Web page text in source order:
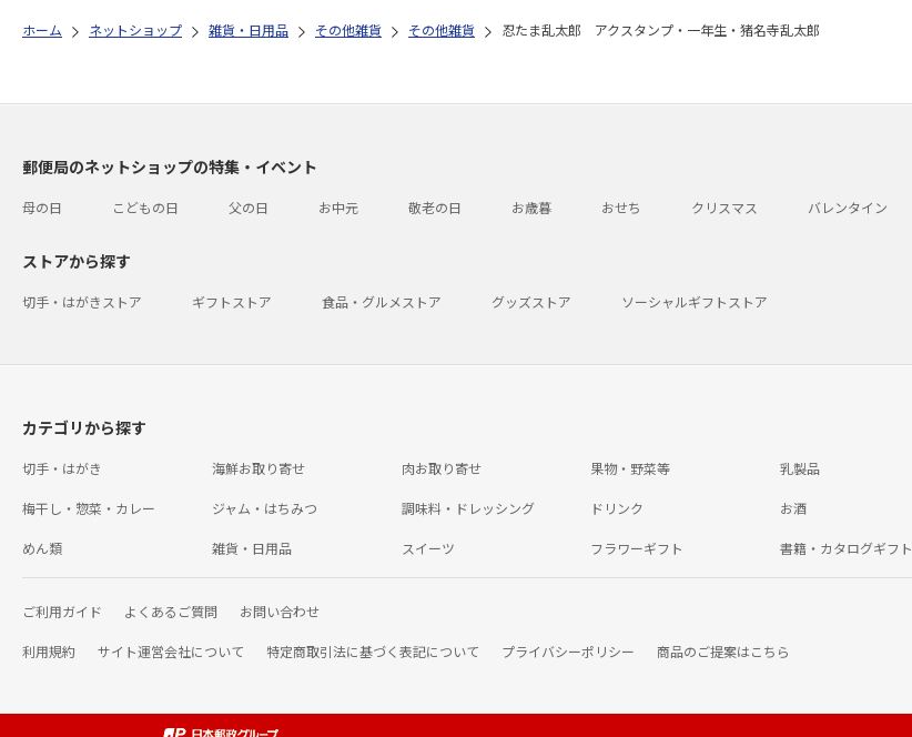
ホーム ネットショップ 雑貨・日用品 その他雑貨 その他雑貨 忍たま乱太郎 アクスタンプ・一年生・猪名寺乱太郎
郵便局のネットショップの特集・イベント
母の日 こどもの日 父の日 お中元 敬老の日 お歳暮 おせち クリスマス バレンタイン
ストアから探す
切手・はがきストア ギフトストア 食品・グルメストア グッズストア ソーシャルギフトストア
カテゴリから探す
切手・はがき 海鮮お取り寄せ 肉お取り寄せ 果物・野菜等 乳製品
梅干し・惣菜・カレー ジャム・はちみつ 調味料・ドレッシング ドリンク お酒
めん類 雑貨・日用品 スイーツ フラワーギフト 書籍・カタログギフト
ご利用ガイド よくあるご質問 お問い合わせ
利用規約 サイト運営会社について 特定商取引法に基づく表記について プライバシーポリシー 商品のご提案はこちら